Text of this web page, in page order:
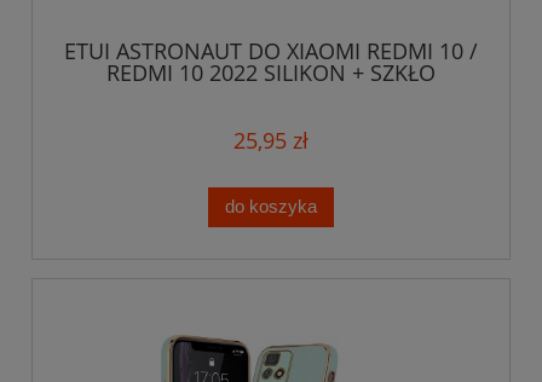
ETUI ASTRONAUT DO XIAOMI REDMI 10 /
REDMI 10 2022 SILIKON + SZKŁO
25,95 zł
do koszyka